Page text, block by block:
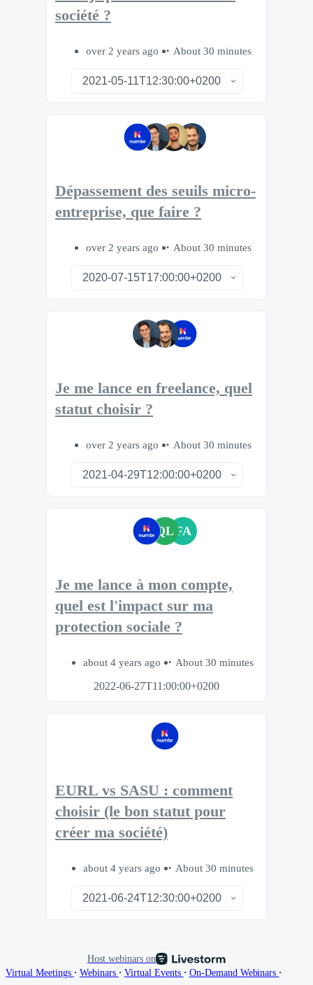
société ?
over 2 years ago About 30 minutes
Dépassement des seuils micro-
entreprise, que faire ?
over 2 years ago About 30 minutes
Je me lance en freelance, quel
statut choisir ?
over 2 years ago About 30 minutes
QL FA
Je me lance à mon compte,
quel est l'impact sur ma
protection sociale ?
about 4 years ago
About 30 minutes
2022-06-27T11:00:00+0200
EURL vs SASU : comment
choisir (le bon statut pour
créer ma société)
about 4 years ago About 30 minutes
Host webinars on
Virtual Meetings ∙ Webinars ∙ Virtual Events ∙ On-Demand Webinars ∙